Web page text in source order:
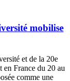
mobilise
et de la 20e
en France du 20 au
comme une